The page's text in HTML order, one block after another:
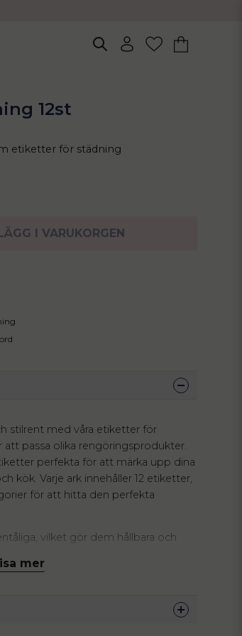
12st
etiketter för städning
I VARUKORGEN
stilrent med våra etiketter för
passa olika rengöringsprodukter.
perfekta för att märka upp dina
kök. Varje ark innehåller 12 etiketter,
för att hitta den perfekta
vilket gör dem hållbara och
och andra rengöringsmedel.
mer